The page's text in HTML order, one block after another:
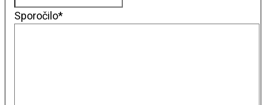
Sporočilo*